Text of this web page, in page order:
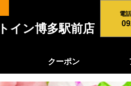
イン博多駅前店
電
クーポン